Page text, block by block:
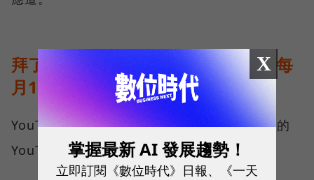
拜了6秒廣告，YouTube Premium每
月179元起
YouTube Premium則可被視為「沒有廣告版的
YouTube」。
X
掌握最新 AI 發展趨勢！
立即訂閱《數位時代》日報、《一天